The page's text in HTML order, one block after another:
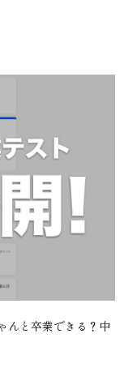
んと卒業できる？中